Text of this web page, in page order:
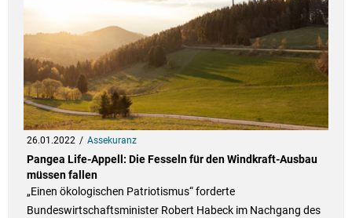
26.01.2022 Assekuranz
Pangea Life-Appell: Die Fesseln für den Windkraft-Ausbau
müssen fallen
„Einen ökologischen Patriotismus“ forderte
Bundeswirtschaftsminister Robert Habeck im Nachgang des